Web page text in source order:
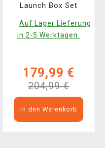
Launch Box Set
Auf Lager Lieferung
in 2-5 Werktagen.
179,99 €
204,99 €
In den Warenkorb